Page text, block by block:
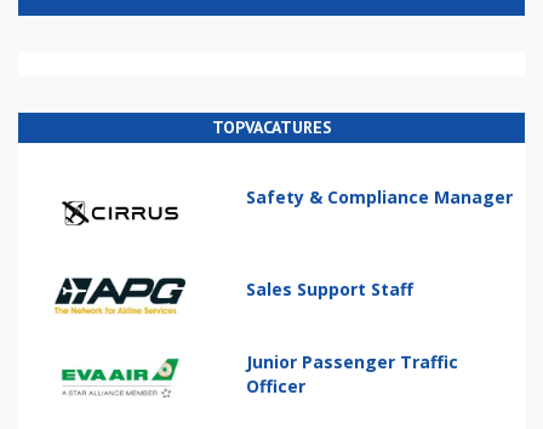
TOPVACATURES
Safety & Compliance Manager
Sales Support Staff
Junior Passenger Traffic
Officer